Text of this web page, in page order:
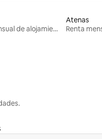
Renta mensual de alojamientos
Atenas